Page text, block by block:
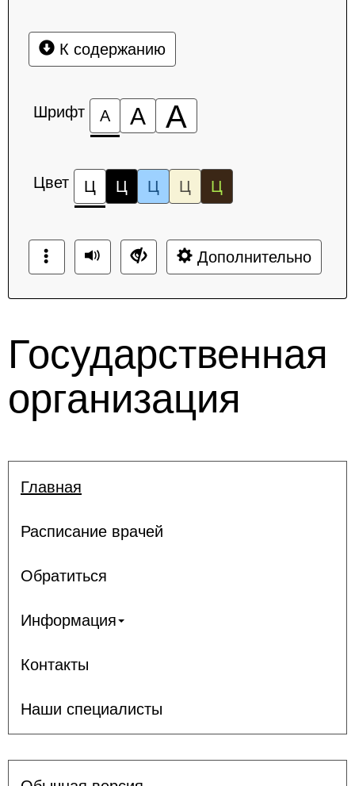
К содержанию
Шрифт А А А
Цвет Ц Ц Ц Ц Ц
Дополнительно
Государственная
организация
Главная
Расписание врачей
Обратиться
Информация
Контакты
Наши специалисты